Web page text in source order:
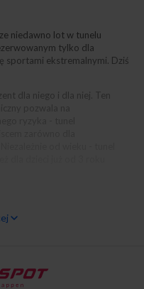
niedawno lot w tunelu
tylko dla
sportami ekstremalnymi. Dziś
dla niego i dla niej. Ten
prezentowy? Tunel
grup.